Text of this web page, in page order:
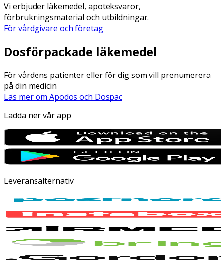
Vi erbjuder läkemedel, apoteksvaror,
förbrukningsmaterial och utbildningar.
För vårdgivare och företag
Dosförpackade läkemedel
För vårdens patienter eller för dig som vill prenumerera
på din medicin
Läs mer om Apodos och Dospac
Ladda ner vår app
Leveransalternativ